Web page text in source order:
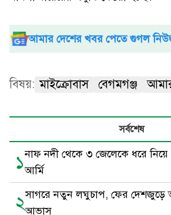
আমার দেশের খবর পেতে গুগল
বিষয়: মাইক্রোবাস বেগমগঞ্জ
সর্বশেষ
১নাফ নদী থেকে ৩ জেলেকে ধরে
আর্মি
২সাগরে নতুন লঘুচাপ, ফের দেশজুড়ে
আভাস